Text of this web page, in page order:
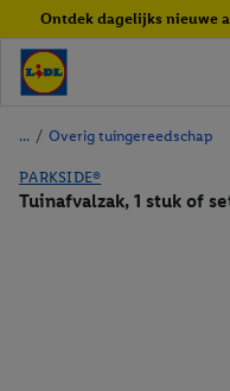
Ontdek dagelijks nieuwe
/ Overig tuingereedschap
PARKSIDE®
Tuinafvalzak, 1 stuk of